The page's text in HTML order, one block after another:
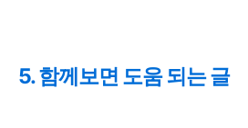
5. 함께보면 도움 되는 글